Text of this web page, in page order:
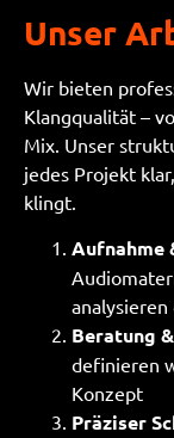
Unser
Wir bieten
Klangqualität –
Mix. Unser
jedes Projekt
klingt.
Aufnahme
analysieren
Beratung
definieren
Konzept
Präziser